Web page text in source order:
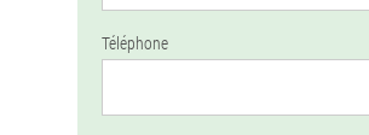
Téléphone